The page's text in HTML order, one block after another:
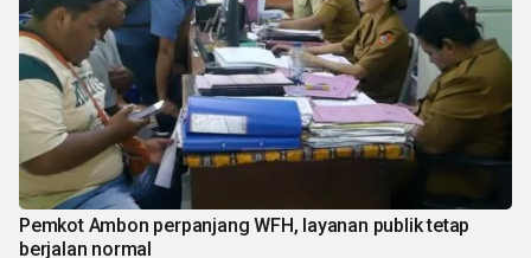
Pemkot Ambon perpanjang WFH, layanan publik tetap
berjalan normal